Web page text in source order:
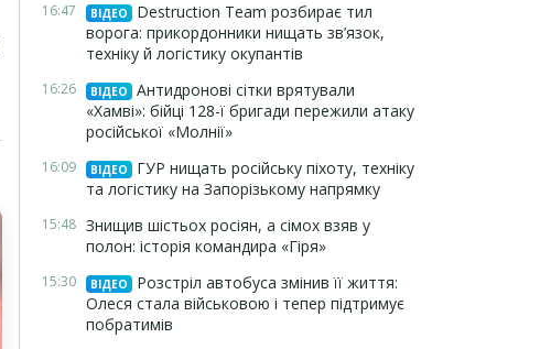
16:47 ВІДЕО
Destruction Team розбирає тил
ворога: прикордонники нищать зв’язок,
техніку й логістику окупантів
16:26 ВІДЕО
Антидронові сітки врятували
«Хамві»: бійці 128-ї бригади пережили атаку
російської «Молнії»
16:09 ВІДЕО
ГУР нищать російську піхоту, техніку
та логістику на Запорізькому напрямку
15:48 Знищив шістьох росіян, а сімох взяв у
полон: історія командира «Гіря»
15:30 ВІДЕО
Розстріл автобуса змінив її життя:
Олеся стала військовою і тепер підтримує
побратимів